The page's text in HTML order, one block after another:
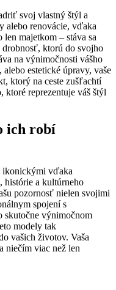
svoj vlastný štýl a
alebo renovácie, vďaka
len majetkom – stáva sa
drobnosť, ktorú do svojho
na výnimočnosti vášho
estetické úpravy, vaše
ktorý na ceste zušľachtí
ktoré reprezentuje váš štýl
ich robí
ikonickými vďaka
histórie a kultúrneho
pozornosť nielen svojimi
spojení s
skutočne výnimočnom
modely tak
vašich životov. Vaša
niečím viac než len